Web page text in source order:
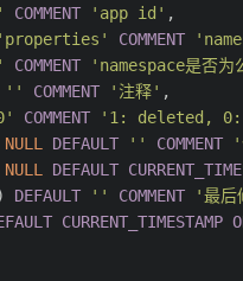
COMMENT 'app id' ,
'properties' COMMENT
COMMENT 'namespace是否为
'' COMMENT '注释' ,
COMMENT '1: deleted, 0:
NULL DEFAULT '' COMMENT '
NULL DEFAULT
DEFAULT '' COMMENT '最后
CURRENT_TIMESTAMP